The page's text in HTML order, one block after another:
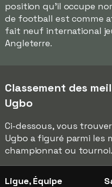
position qu'il occupe
de football est comme
fait neuf international
Angleterre.
Classement des
Ugbo
Ci-dessous, vous
Ugbo a figuré parmi les
championnat ou tournoi.
Ligue, Équipe